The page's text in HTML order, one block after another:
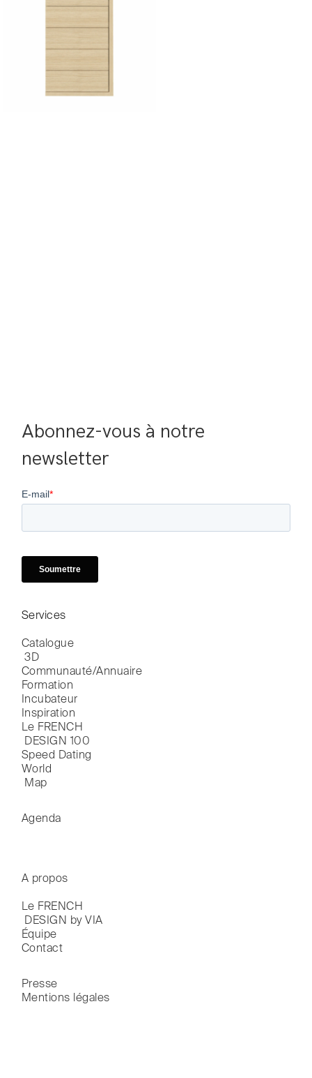
Abonnez-vous à notre
newsletter
Services
Catalogue
3D
Communauté/Annuaire
Formation
Incubateur
Inspiration
Le FRENCH
DESIGN 100
Speed Dating
World
Map
Agenda
A propos
Le FRENCH
DESIGN by VIA
Équipe
Contact
Presse
Mentions légales